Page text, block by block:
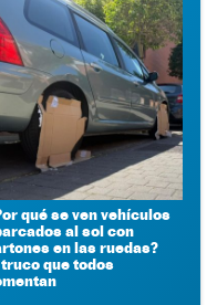
qué se ven vehículos
al sol con
en las ruedas?
truco que todos